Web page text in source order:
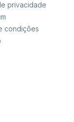
privacidade
condições